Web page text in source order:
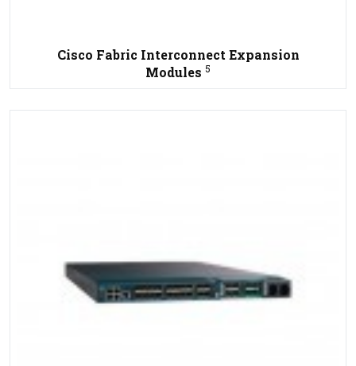
Cisco Fabric Interconnect Expansion
Modules 5